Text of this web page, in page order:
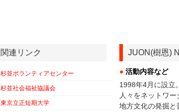
JUON(樹恩)
● 活動内容など
1998年4月に設立
人々をネットワー
地方文化の発掘と
関連リンク
杉並ボランティアセンター
杉並社会福祉協議会
東京立正短期大学